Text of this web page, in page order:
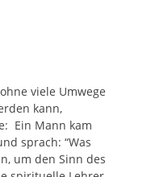
viele Umwege
kann,
Ein Mann kam
sprach: “Was
um den Sinn des